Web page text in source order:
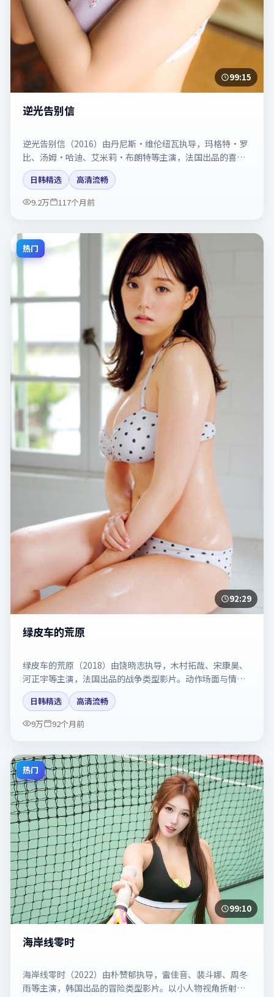
99:15
逆光告别信
逆光告别信（2016）由丹尼斯·维伦纽瓦执导，玛格特·罗
比、汤姆·哈迪、艾米莉·布朗特等主演，法国出品的喜剧
类型影片。动作场面与情感戏比例拿捏得当。剧情简介与主
创信息可供检索参考，上映日期以片方资料为准。
日韩精选
高清流畅
9.2万
117个月前
热门
92:29
绿皮车的荒原
绿皮车的荒原（2018）由饶晓志执导，木村拓哉、宋康昊、
河正宇等主演，法国出品的战争类型影片。动作场面与情感
戏比例拿捏得当。剧情简介与主创信息可供检索参考，上映
日期以片方资料为准。
日韩精选
高清流畅
9万
92个月前
热门
99:10
海岸线零时
海岸线零时（2022）由朴赞郁执导，雷佳音、裴斗娜、周冬
雨等主演，韩国出品的冒险类型影片。以小人物视角折射时